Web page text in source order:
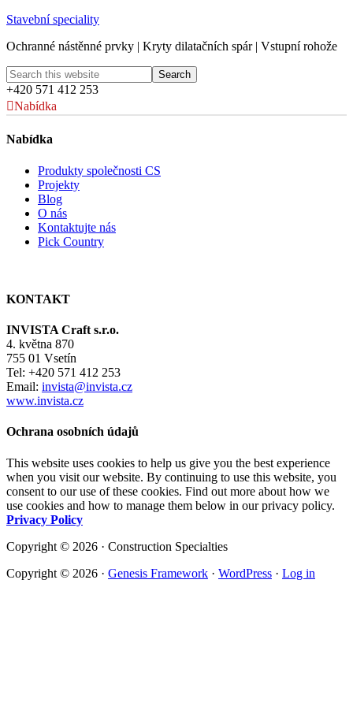
Stavební speciality
Ochranné nástěnné prvky | Kryty dilatačních spár | Vstupní rohože
+420 571 412 253
Nabídka
Nabídka
Produkty společnosti CS
Projekty
Blog
O nás
Kontaktujte nás
Pick Country
KONTAKT
INVISTA Craft s.r.o.
4. května 870
755 01 Vsetín
Tel: +420 571 412 253
Email: invista@invista.cz
www.invista.cz
Ochrana osobních údajů
This website uses cookies to help us give you the best experience
when you visit our website. By continuing to use this website, you
consent to our use of these cookies. Find out more about how we
use cookies and how to manage them below in our privacy policy.
Privacy Policy
Copyright © 2026 · Construction Specialties
Copyright © 2026 · Genesis Framework · WordPress · Log in